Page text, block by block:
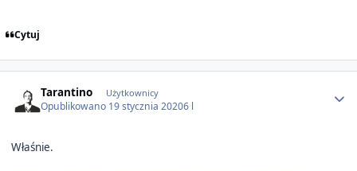
Cytuj
Tarantino Użytkownicy
Opublikowano 19 stycznia 20206 l
Właśnie.